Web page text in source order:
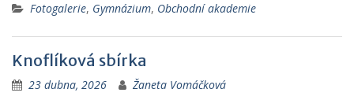
Fotogalerie, Gymnázium, Obchodní akademie
Knoflíková sbírka
23 dubna, 2026 Žaneta Vomáčková